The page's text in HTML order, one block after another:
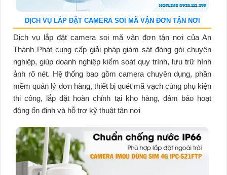
DỊCH VỤ LẮP ĐẶT CAMERA SOI MÃ VẬN ĐƠN TẬN NƠI
Dịch vụ lắp đặt camera soi mã vận đơn tận nơi của An
Thành Phát cung cấp giải pháp giám sát đóng gói chuyên
nghiệp, giúp doanh nghiệp kiểm soát quy trình, lưu trữ hình
ảnh rõ nét. Hệ thống bao gồm camera chuyên dụng, phần
mềm quản lý đơn hàng, thiết bị quét mã vạch cùng phụ kiện
thi công, lắp đặt hoàn chỉnh tại kho hàng, đảm bảo hoạt
động ổn định và hỗ trợ kỹ thuật tận nơi